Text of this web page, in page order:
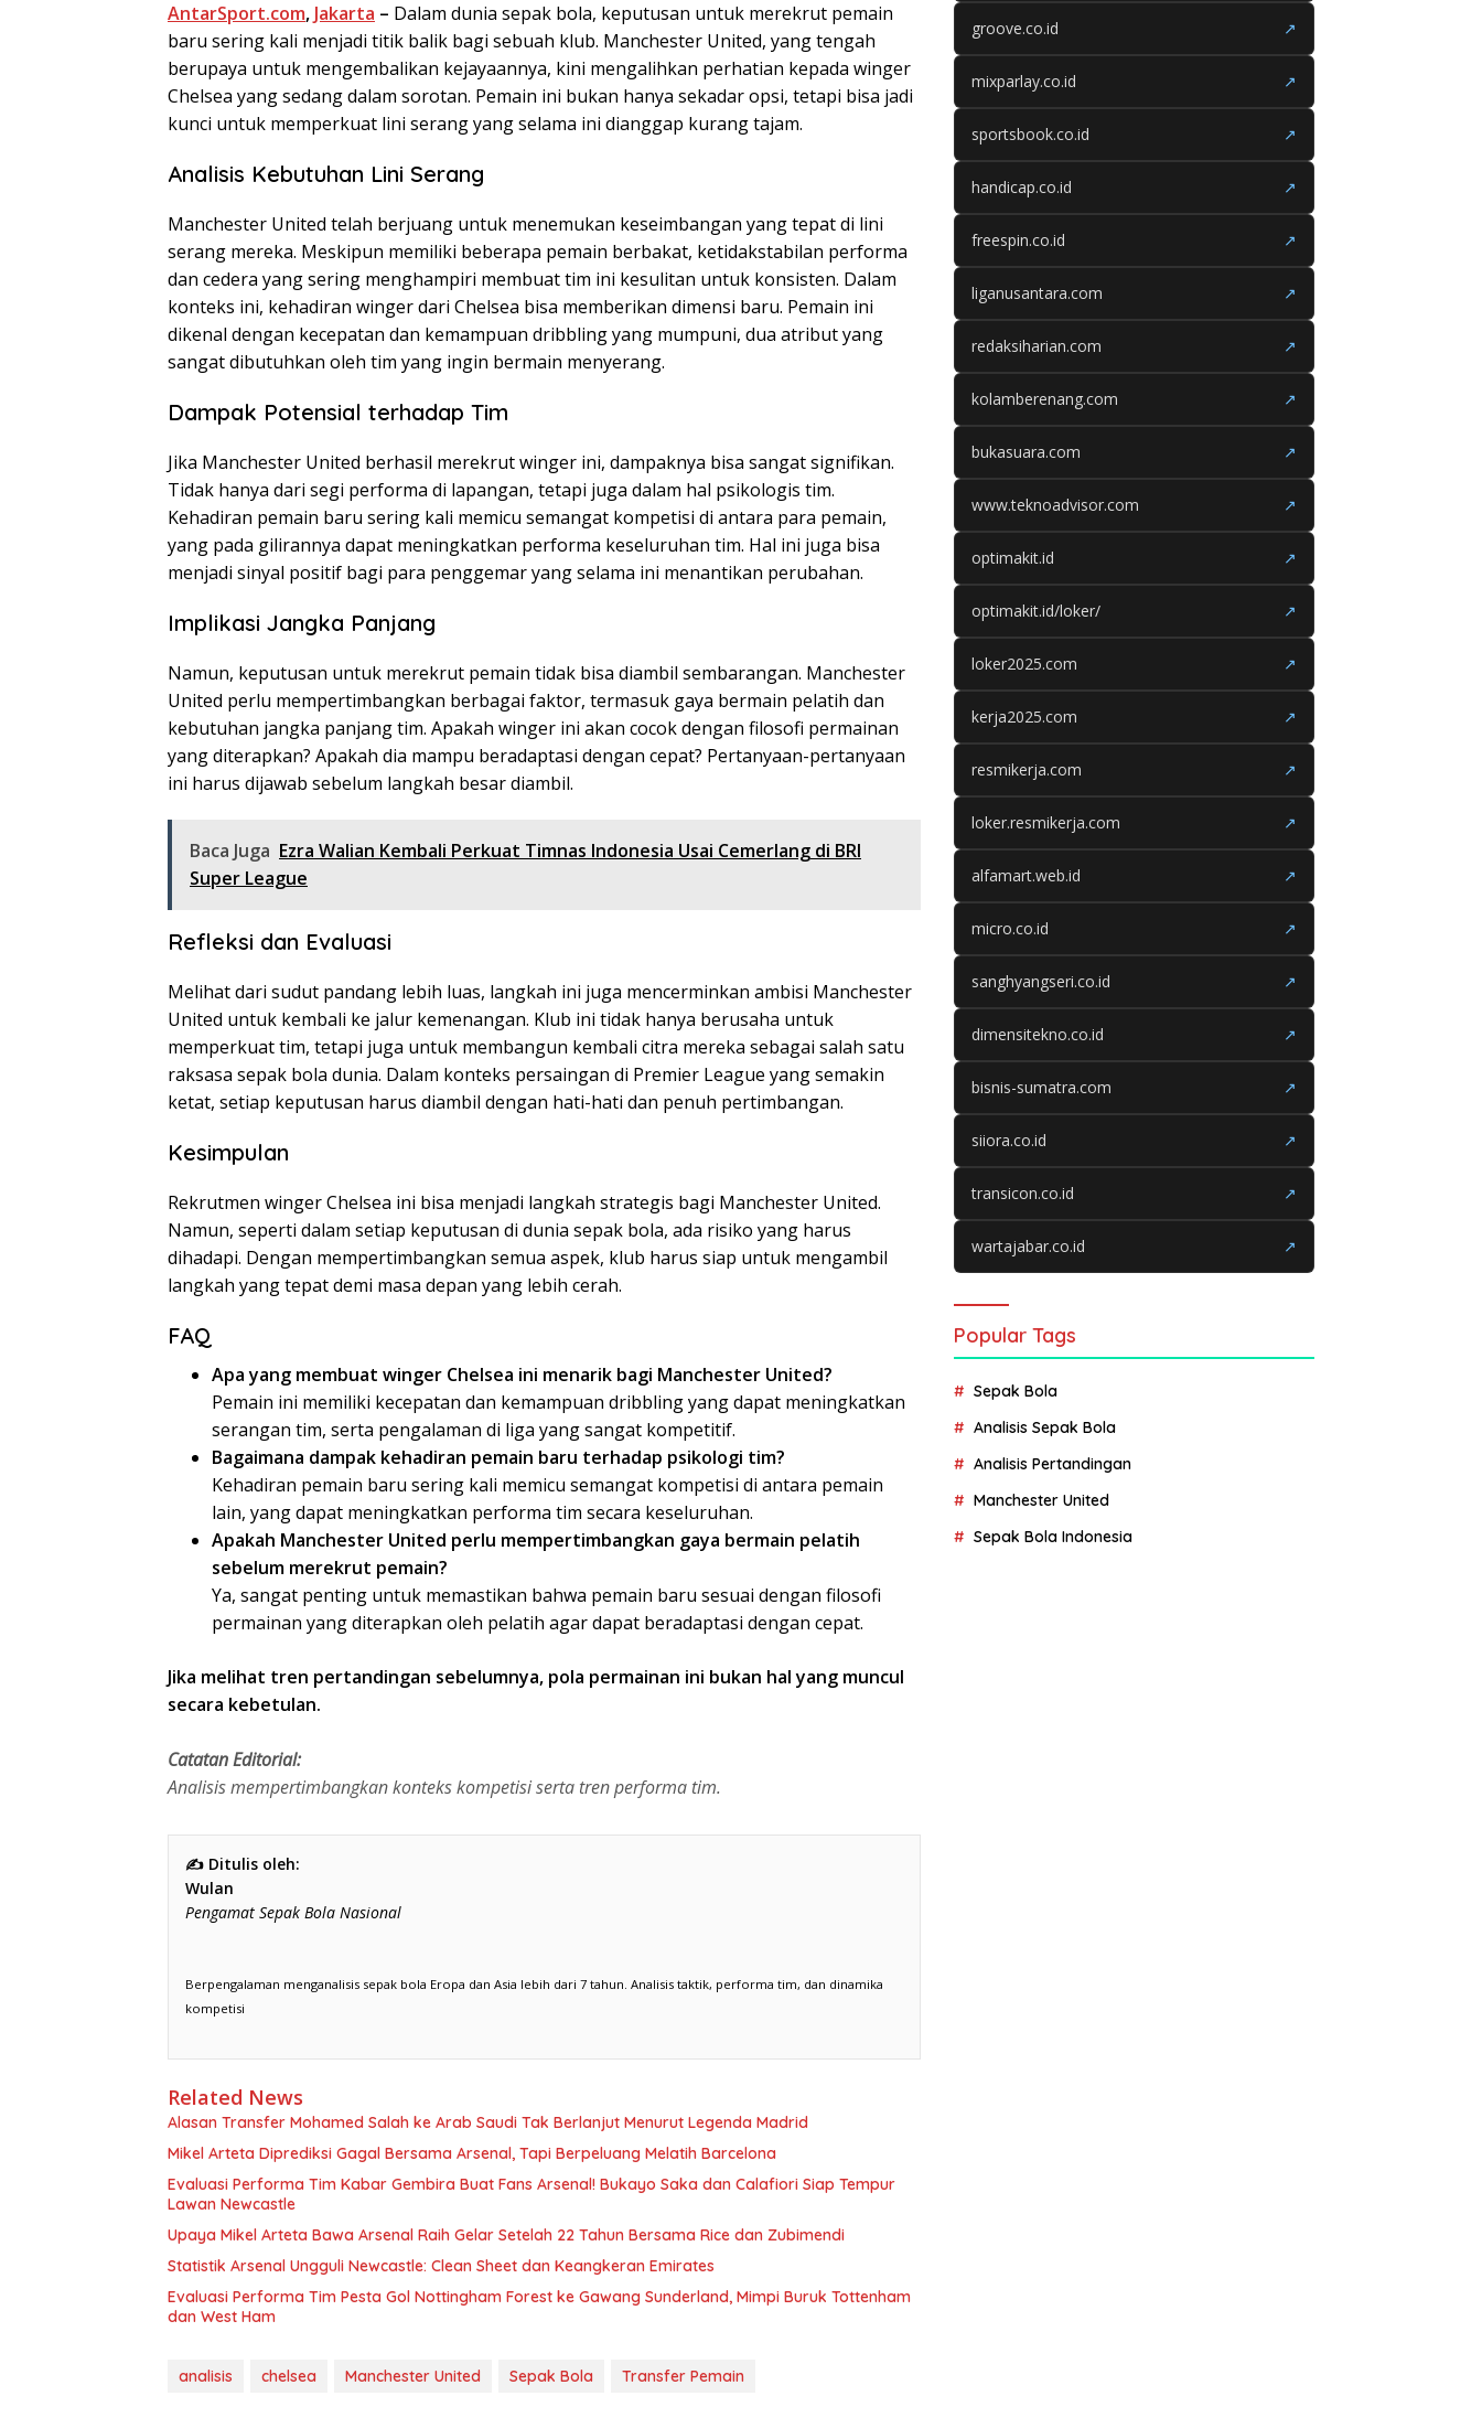
AntarSport.com, Jakarta – Dalam dunia sepak bola, keputusan untuk merekrut pemain
baru sering kali menjadi titik balik bagi sebuah klub. Manchester United, yang tengah
berupaya untuk mengembalikan kejayaannya, kini mengalihkan perhatian kepada winger
Chelsea yang sedang dalam sorotan. Pemain ini bukan hanya sekadar opsi, tetapi bisa jadi
kunci untuk memperkuat lini serang yang selama ini dianggap kurang tajam.
Analisis Kebutuhan Lini Serang
Manchester United telah berjuang untuk menemukan keseimbangan yang tepat di lini
serang mereka. Meskipun memiliki beberapa pemain berbakat, ketidakstabilan performa
dan cedera yang sering menghampiri membuat tim ini kesulitan untuk konsisten. Dalam
konteks ini, kehadiran winger dari Chelsea bisa memberikan dimensi baru. Pemain ini
dikenal dengan kecepatan dan kemampuan dribbling yang mumpuni, dua atribut yang
sangat dibutuhkan oleh tim yang ingin bermain menyerang.
Dampak Potensial terhadap Tim
Jika Manchester United berhasil merekrut winger ini, dampaknya bisa sangat signifikan.
Tidak hanya dari segi performa di lapangan, tetapi juga dalam hal psikologis tim.
Kehadiran pemain baru sering kali memicu semangat kompetisi di antara para pemain,
yang pada gilirannya dapat meningkatkan performa keseluruhan tim. Hal ini juga bisa
menjadi sinyal positif bagi para penggemar yang selama ini menantikan perubahan.
Implikasi Jangka Panjang
Namun, keputusan untuk merekrut pemain tidak bisa diambil sembarangan. Manchester
United perlu mempertimbangkan berbagai faktor, termasuk gaya bermain pelatih dan
kebutuhan jangka panjang tim. Apakah winger ini akan cocok dengan filosofi permainan
yang diterapkan? Apakah dia mampu beradaptasi dengan cepat? Pertanyaan-pertanyaan
ini harus dijawab sebelum langkah besar diambil.
Baca Juga Ezra Walian Kembali Perkuat Timnas Indonesia Usai Cemerlang di BRI
Super League
Refleksi dan Evaluasi
Melihat dari sudut pandang lebih luas, langkah ini juga mencerminkan ambisi Manchester
United untuk kembali ke jalur kemenangan. Klub ini tidak hanya berusaha untuk
memperkuat tim, tetapi juga untuk membangun kembali citra mereka sebagai salah satu
raksasa sepak bola dunia. Dalam konteks persaingan di Premier League yang semakin
ketat, setiap keputusan harus diambil dengan hati-hati dan penuh pertimbangan.
Kesimpulan
Rekrutmen winger Chelsea ini bisa menjadi langkah strategis bagi Manchester United.
Namun, seperti dalam setiap keputusan di dunia sepak bola, ada risiko yang harus
dihadapi. Dengan mempertimbangkan semua aspek, klub harus siap untuk mengambil
langkah yang tepat demi masa depan yang lebih cerah.
FAQ
Apa yang membuat winger Chelsea ini menarik bagi Manchester United?
Pemain ini memiliki kecepatan dan kemampuan dribbling yang dapat meningkatkan
serangan tim, serta pengalaman di liga yang sangat kompetitif.
Bagaimana dampak kehadiran pemain baru terhadap psikologi tim?
Kehadiran pemain baru sering kali memicu semangat kompetisi di antara pemain
lain, yang dapat meningkatkan performa tim secara keseluruhan.
Apakah Manchester United perlu mempertimbangkan gaya bermain pelatih
sebelum merekrut pemain?
Ya, sangat penting untuk memastikan bahwa pemain baru sesuai dengan filosofi
permainan yang diterapkan oleh pelatih agar dapat beradaptasi dengan cepat.
Jika melihat tren pertandingan sebelumnya, pola permainan ini bukan hal yang muncul
secara kebetulan.
Catatan Editorial:
Analisis mempertimbangkan konteks kompetisi serta tren performa tim.
✍️ Ditulis oleh:
Wulan
Pengamat Sepak Bola Nasional
Berpengalaman menganalisis sepak bola Eropa dan Asia lebih dari 7 tahun. Analisis taktik, performa tim, dan dinamika
kompetisi
Related News
Alasan Transfer Mohamed Salah ke Arab Saudi Tak Berlanjut Menurut Legenda Madrid
Mikel Arteta Diprediksi Gagal Bersama Arsenal, Tapi Berpeluang Melatih Barcelona
Evaluasi Performa Tim Kabar Gembira Buat Fans Arsenal! Bukayo Saka dan Calafiori Siap Tempur
Lawan Newcastle
Upaya Mikel Arteta Bawa Arsenal Raih Gelar Setelah 22 Tahun Bersama Rice dan Zubimendi
Statistik Arsenal Ungguli Newcastle: Clean Sheet dan Keangkeran Emirates
Evaluasi Performa Tim Pesta Gol Nottingham Forest ke Gawang Sunderland, Mimpi Buruk Tottenham
dan West Ham
analisis chelsea Manchester United Sepak Bola Transfer Pemain
groove.co.id ↗
mixparlay.co.id ↗
sportsbook.co.id ↗
handicap.co.id ↗
freespin.co.id ↗
liganusantara.com ↗
redaksiharian.com ↗
kolamberenang.com ↗
bukasuara.com ↗
www.teknoadvisor.com ↗
optimakit.id ↗
optimakit.id/loker/ ↗
loker2025.com ↗
kerja2025.com ↗
resmikerja.com ↗
loker.resmikerja.com ↗
alfamart.web.id ↗
micro.co.id ↗
sanghyangseri.co.id ↗
dimensitekno.co.id ↗
bisnis-sumatra.com ↗
siiora.co.id ↗
transicon.co.id ↗
wartajabar.co.id ↗
Popular Tags
Sepak Bola
Analisis Sepak Bola
Analisis Pertandingan
Manchester United
Sepak Bola Indonesia